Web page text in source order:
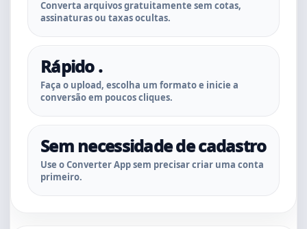
Converta arquivos gratuitamente sem cotas,
assinaturas ou taxas ocultas.
Rápido .
Faça o upload, escolha um formato e inicie a
conversão em poucos cliques.
Sem necessidade de cadastro
Use o Converter App sem precisar criar uma conta
primeiro.